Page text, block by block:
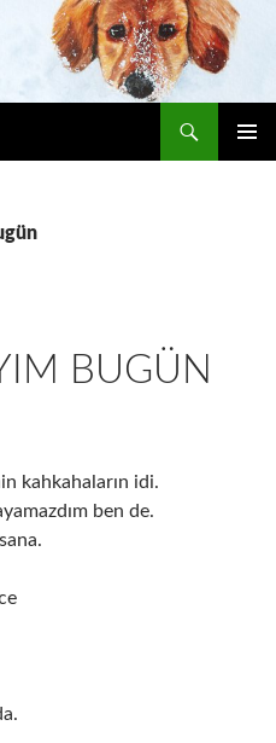
BUGÜN
kahkahaların idi.
ben de.